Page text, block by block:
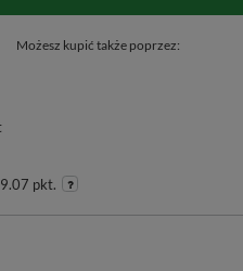
pkt.
Możesz kupić także poprzez: